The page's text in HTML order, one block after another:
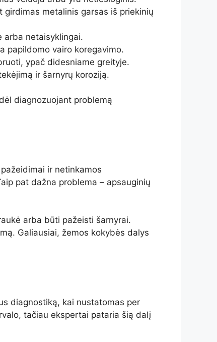
metalinis garsas iš priekinių
arba netaisyklingai.
papildomo vairo koregavimo.
ypač didesniame greityje.
ir šarnyrų koroziją.
diagnozuojant problemą
ir netinkamos
pat dažna problema – apsauginių
arba būti pažeisti šarnyrai.
Galiausiai, žemos kokybės dalys
diagnostiką, kai nustatomas per
tačiau ekspertai pataria šią dalį